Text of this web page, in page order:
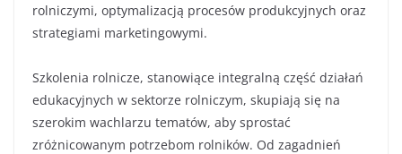
rolniczymi, optymalizacją procesów produkcyjnych oraz
strategiami marketingowymi.
Szkolenia rolnicze, stanowiące integralną część działań
edukacyjnych w sektorze rolniczym, skupiają się na
szerokim wachlarzu tematów, aby sprostać
zróżnicowanym potrzebom rolników. Od zagadnień